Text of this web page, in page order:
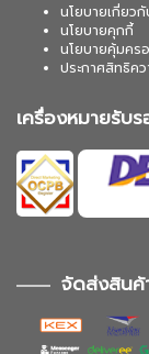
นโยบายเกี่ยว
นโยบายคุกกี้
นโยบายคุ้มคร
ประกาศสิทธิค
เครื่องหมายรับ
จัดส่งสินค้